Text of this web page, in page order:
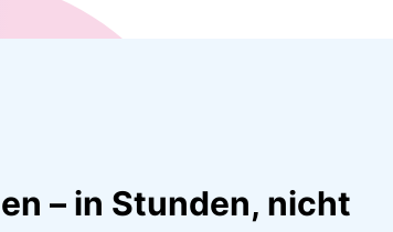
– in Stunden, nicht